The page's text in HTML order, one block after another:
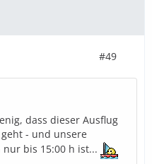
#49
dass dieser Ausflug
- und unsere
nur bis 15:00 h ist...